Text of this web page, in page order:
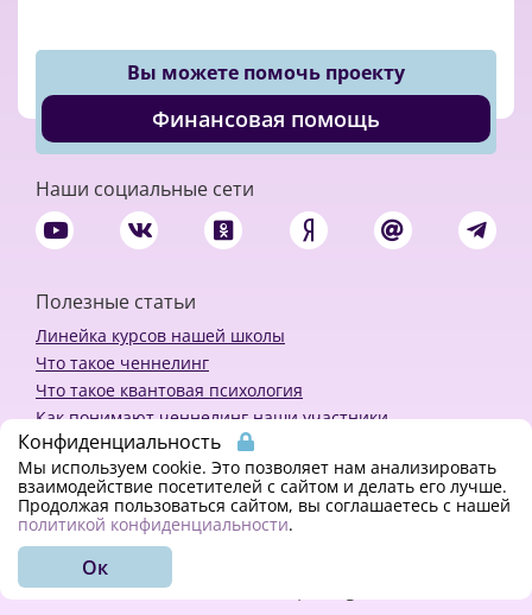
Вы можете помочь проекту
Финансовая помощь
Наши социальные сети
Полезные статьи
Линейка курсов нашей школы
Что такое ченнелинг
Что такое квантовая психология
Как понимают ченнелинг наши участники
Политика конфиденциальности
Закажи ченнелинг
© 2018 - 2023 Kvreal2018 | All rights reserved.
Конфиденциальность
Мы используем cookie. Это позволяет нам анализировать
взаимодействие посетителей с сайтом и делать его лучше.
Продолжая пользоваться сайтом, вы соглашаетесь с нашей
политикой конфиденциальности.
Ок